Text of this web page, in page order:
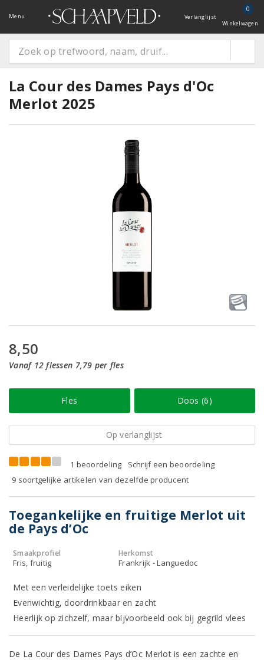
Menu Verlanglijst
0
Winkelwagen
La Cour des Dames Pays d'Oc
Merlot 2025
8,50
Vanaf 12 flessen 7,79 per fles
Fles Doos (6)
Op verlanglijst
1 beoordeling
Schrijf een beoordeling
9 soortgelijke artikelen van dezelfde producent
Toegankelijke en fruitige Merlot uit
de Pays d’Oc
Smaakprofiel
Fris, fruitig
Herkomst
Frankrijk - Languedoc
Met een verleidelijke toets eiken
Evenwichtig, doordrinkbaar en zacht
Heerlijk op zichzelf, maar bijvoorbeeld ook bij gegrild vlees
De La Cour des Dames Pays d’Oc Merlot is een zachte en